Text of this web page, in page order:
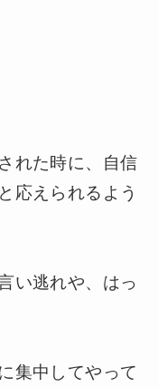
れた時に、自信
応えられるよう
い逃れや、はっ
集中してやって